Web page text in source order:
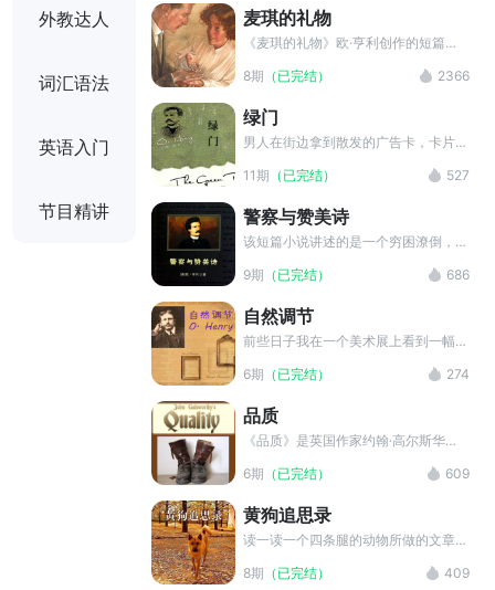
外教达人
词汇语法
英语入门
节目精讲
麦琪的礼物
《麦琪的礼物》欧·亨利创作的短篇小
爱互赠圣诞礼物的故事，反映了美国下
的心地和纯真爱情。
8期 （已完结） 2366
绿门
男人在街边拿到散发的广告卡，卡片上
按捺不住好奇心，他走到那家公司的楼
救起一个自杀濒死的美丽女孩。而“绿
门”其实是一家夜总会的名字。后来他
11期 （已完结） 527
警察与赞美诗
该短篇小说讲述的是一个穷困潦倒，无
狱熬过，所以故意犯罪，去饭店吃霸王
等，然而这些都没有让他如愿进监狱；
最后，当他在教堂里被赞美诗所感动，
却将他送进了监狱。该小说展示了当时
9期 （已完结） 686
自然调节
前些日子我在一个美术展上看到一幅已
克拉夫特的年轻西部二流画家，他有钟
是对自然界那万无一失的艺术调节能力
不熄的信念。
6期 （已完结） 274
品质
《品质》是英国作家约翰·高尔斯华绥
手工业作坊的冲击为背景，客观地描写
拉恪守职业道德，宁可饿死也不肯偷工
减料的高尚品质，表现出对底层劳动者
露了工业革命、市场竞争带来的商业诚
6期 （已完结） 609
黄狗追思录
读一读一个四条腿的动物所做的文章，
的至高无上的地位发生动摇。作家吉卜
8期 （已完结） 409